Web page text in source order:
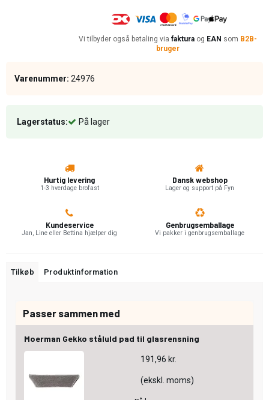
Vi tilbyder også betaling via fakturaog EAN som B2B-
bruger
Varenummer: 24976
Lagerstatus: På lager
Hurtig levering
1-3 hverdage brofast
Dansk webshop
Lager og support på Fyn
Kundeservice
Jan, Line eller Bettina hjælper dig
Genbrugsemballage
Vi pakker i genbrugsemballage
Tilkøb Produktinformation
Passer sammen med
Moerman Gekko ståluld pad til glasrensning
191,96 kr.
(ekskl. moms)